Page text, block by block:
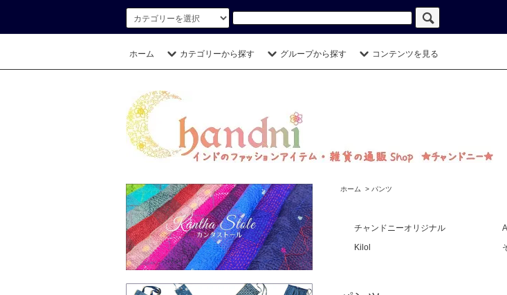
ホーム カテゴリーから探す グループから探す コンテンツを見る
ホーム > パンツ
チャンドニーオリジナル
Kilol